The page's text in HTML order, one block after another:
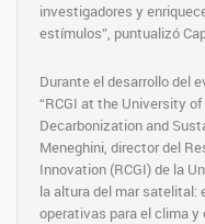
investigadores y
estímulos”, puntualizó
Durante el desarrollo del
“RCGI at the University
Decarbonization and
Meneghini, director del
Innovation (RCGI) de la
la altura del mar satelital:
operativas para el clima